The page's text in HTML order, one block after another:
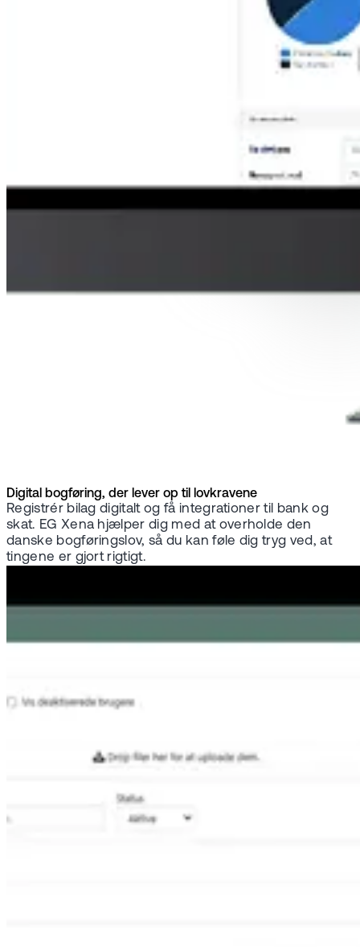
Digital bogføring, der lever op til lovkravene
Registrér bilag digitalt og få integrationer til bank og
skat. EG Xena hjælper dig med at overholde den
danske bogføringslov, så du kan føle dig tryg ved, at
tingene er gjort rigtigt.